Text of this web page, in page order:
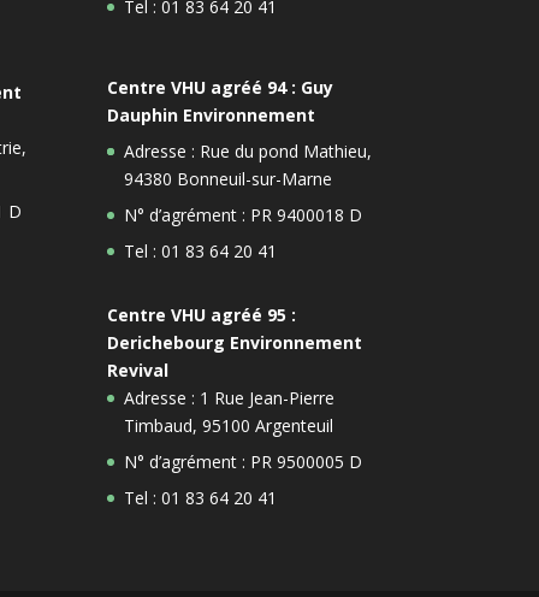
D
Tel : 01 83 64 20 41
Centre VHU agréé 94 : Guy
Dauphin Environnement
Adresse : Rue du pond Mathieu,
94380 Bonneuil-sur-Marne
N° d’agrément : PR 9400018 D
Tel : 01 83 64 20 41
Centre VHU agréé 95 :
Derichebourg Environnement
Revival
Adresse : 1 Rue Jean-Pierre
Timbaud, 95100 Argenteuil
N° d’agrément : PR 9500005 D
Tel : 01 83 64 20 41